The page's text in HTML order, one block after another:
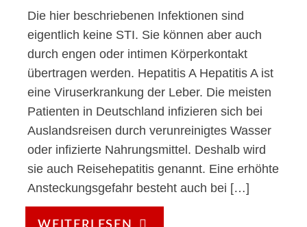
Die hier beschriebenen Infektionen sind
eigentlich keine STI. Sie können aber auch
durch engen oder intimen Körperkontakt
übertragen werden. Hepatitis A Hepatitis A ist
eine Viruserkrankung der Leber. Die meisten
Patienten in Deutschland infizieren sich bei
Auslandsreisen durch verunreinigtes Wasser
oder infizierte Nahrungsmittel. Deshalb wird
sie auch Reisehepatitis genannt. Eine erhöhte
Ansteckungsgefahr besteht auch bei […]